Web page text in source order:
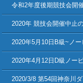
令和2年度後期競技会開
2020年 競技会開催中止
2020年5月10日B級~ノ
2020年4月12日D級ノー
2020/3/8 第54回神奈川